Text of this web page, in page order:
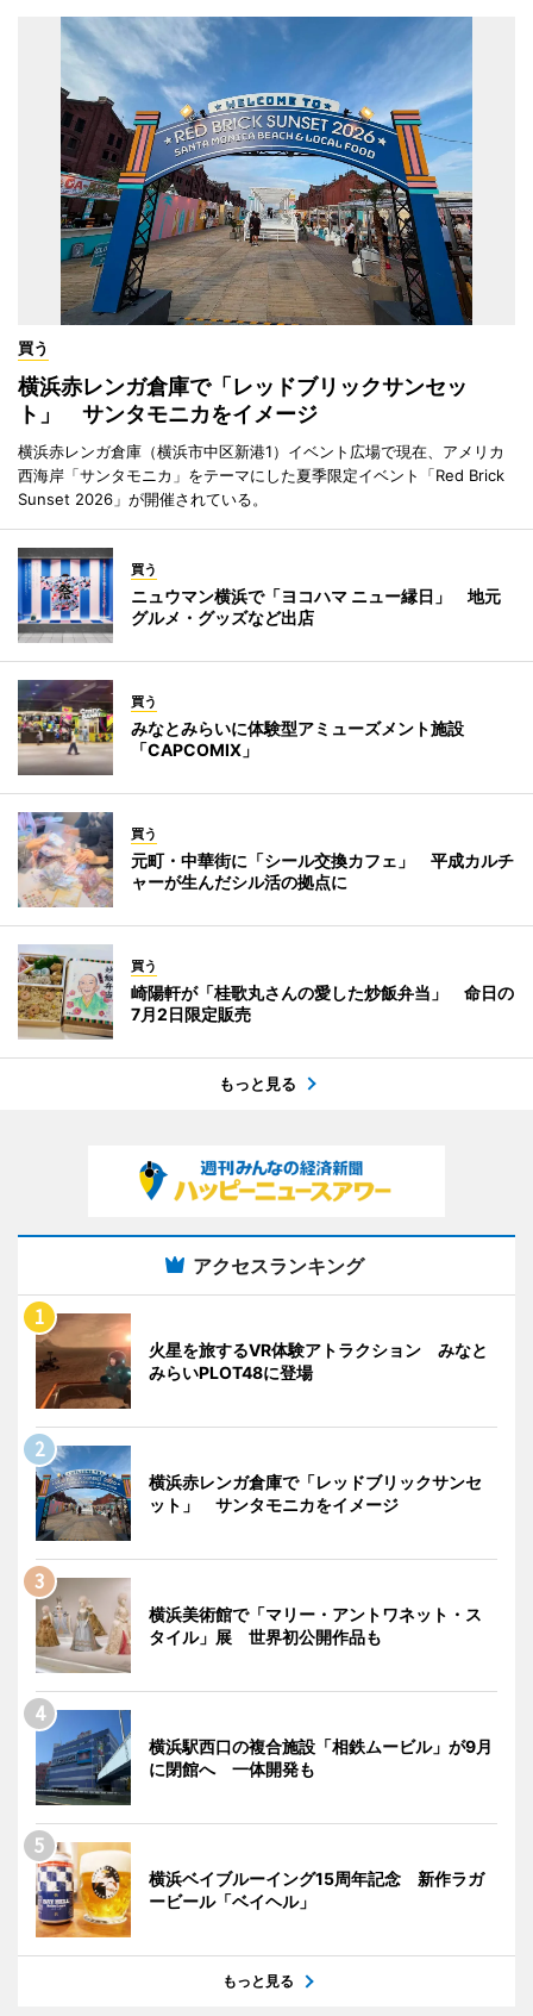
買う
横浜赤レンガ倉庫で「レッドブリックサンセッ
ト」 サンタモニカをイメージ
横浜赤レンガ倉庫（横浜市中区新港1）イベント広場で現在、アメリカ
西海岸「サンタモニカ」をテーマにした夏季限定イベント「Red Brick
Sunset 2026」が開催されている。
買う
ニュウマン横浜で「ヨコハマ ニュー縁日」 地元
グルメ・グッズなど出店
買う
みなとみらいに体験型アミューズメント施設
「CAPCOMIX」
買う
元町・中華街に「シール交換カフェ」 平成カルチ
ャーが生んだシル活の拠点に
買う
崎陽軒が「桂歌丸さんの愛した炒飯弁当」 命日の
7月2日限定販売
もっと見る
アクセスランキング
火星を旅するVR体験アトラクション みなと
みらいPLOT48に登場
横浜赤レンガ倉庫で「レッドブリックサンセ
ット」 サンタモニカをイメージ
横浜美術館で「マリー・アントワネット・ス
タイル」展 世界初公開作品も
横浜駅西口の複合施設「相鉄ムービル」が9月
に閉館へ 一体開発も
横浜ベイブルーイング15周年記念 新作ラガ
ービール「ベイヘル」
もっと見る